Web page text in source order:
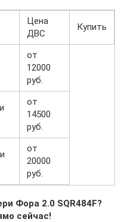
Цена
ДВС
Купить
от
12000
руб.
от
14500
руб.
от
20000
руб.
Фора 2.0 SQR484F?
сейчас!